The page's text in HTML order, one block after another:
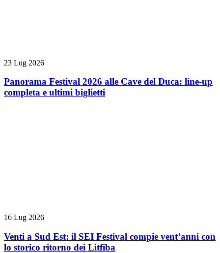
23 Lug 2026
Panorama Festival 2026 alle Cave del Duca: line-up
completa e ultimi biglietti
16 Lug 2026
Venti a Sud Est: il SEI Festival compie vent’anni con
lo storico ritorno dei Litfiba